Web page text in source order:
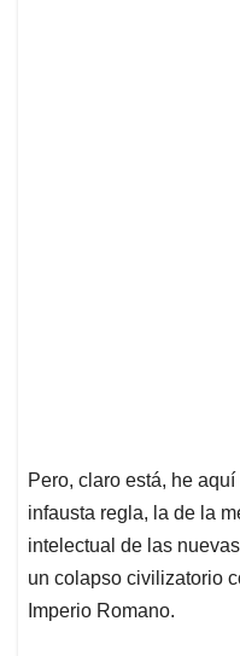
Pero, claro está, he
infausta regla, la de la
intelectual de las
un colapso civilizatorio
Imperio Romano.